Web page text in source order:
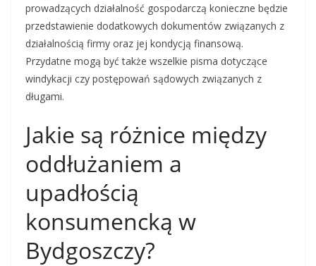
prowadzących działalność gospodarczą konieczne będzie
przedstawienie dodatkowych dokumentów związanych z
działalnością firmy oraz jej kondycją finansową.
Przydatne mogą być także wszelkie pisma dotyczące
windykacji czy postępowań sądowych związanych z
długami.
Jakie są różnice między
oddłużaniem a
upadłością
konsumencką w
Bydgoszczy?